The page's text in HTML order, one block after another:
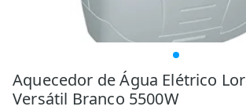
Aquecedor de Água Elétrico
Versátil Branco 5500W